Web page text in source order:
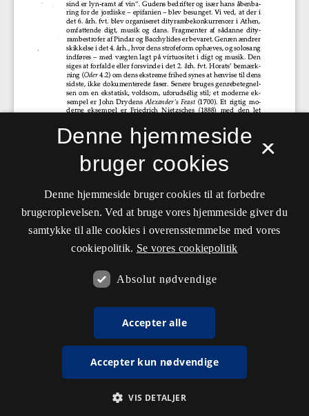
×
Denne hjemmeside
bruger cookies
Denne hjemmeside bruger cookies til at forbedre
brugeroplevelsen. Ved at bruge vores hjemmeside giver du
samtykke til alle cookies i overensstemmelse med vores
cookiepolitik. Se vores cookiepolitik
Absolut nødvendige
Accepter alle
Accepter kun nødvendige
VIS DETALJER